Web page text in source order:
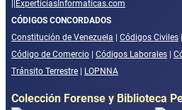
||ExperticiasInformaticas.com
CÓDIGOS CONCORDADOS
Constitución de Venezuela | Códigos Civiles |
Código de Comercio | Códigos Laborales |
Tránsito Terrestre | LOPNNA
Colección Forense y Biblioteca